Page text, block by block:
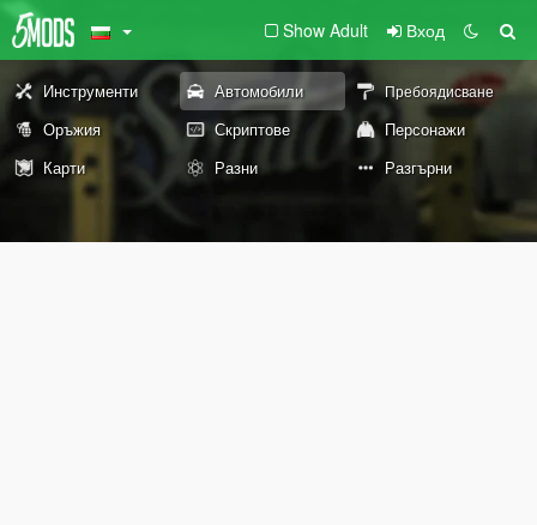
Show Adult Вход
Инструменти Автомобили Пребоядисване
Оръжия Скриптове
Персонажи
Карти
Разни Разгърни